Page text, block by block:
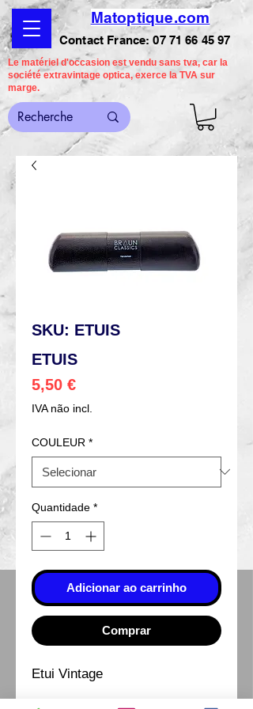
Matoptique.com
Contact France:07 71 66 45 97
Le matériel d'occasion est vendu sans tva, car la
société extravintage optica, exerce la TVA sur
marge.
SKU: ETUIS
ETUIS
5,50 €Preço
IVA não incl.
COULEUR *
Quantidade *
Adicionar ao carrinho
Comprar
Etui Vintage